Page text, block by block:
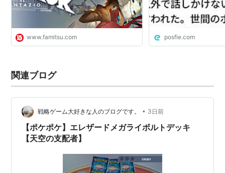
www.famitsu.com posfie.com
関連ブログ
戦略ゲーム大好きな人のブログです。 • 3日前
【ポケポケ】エレザードメガライボルトデッキ
【天空の支配者】